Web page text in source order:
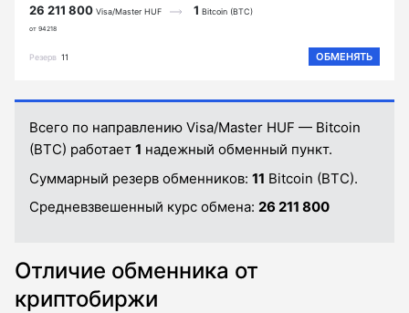
26 211 800 Visa/Master HUF
от 94218
1 Bitcoin (BTC)
Резерв 11 ОБМЕНЯТЬ
Всего по направлению Visa/Master HUF — Bitcoin
(BTC) работает 1 надежный обменный пункт.
Суммарный резерв обменников: 11 Bitcoin (BTC).
Средневзвешенный курс обмена: 26 211 800
Отличие обменника от
криптобиржи